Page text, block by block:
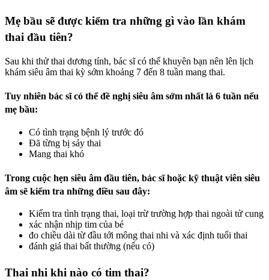
Mẹ bầu sẽ được kiểm tra những gì vào lần khám
thai đầu tiên?
Sau khi thử thai dương tính, bác sĩ có thể khuyên bạn nên lên lịch
khám siêu âm thai kỳ sớm khoảng 7 đến 8 tuần mang thai.
Tuy nhiên bác sĩ có thể đề nghị siêu âm sớm nhất là 6 tuần nếu
mẹ bầu:
Có tình trạng bệnh lý trước đó
Đã từng bị sảy thai
Mang thai khó
Trong cuộc hẹn siêu âm đầu tiên, bác sĩ hoặc kỹ thuật viên siêu
âm sẽ kiểm tra những điều sau đây:
Kiểm tra tình trạng thai, loại trừ trường hợp thai ngoài tử cung
xác nhận nhịp tim của bé
đo chiều dài từ đầu tới mông thai nhi và xác định tuổi thai
đánh giá thai bất thường (nếu có)
Thai nhi khi nào có tim thai?